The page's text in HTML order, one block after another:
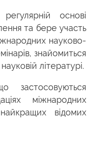
основі
та бере участь
науково-
знайомиться
літературі.
застосовуються
міжнародних
відомих